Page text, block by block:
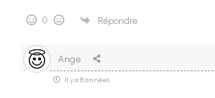
0 Répondre
Ange
il y a 8 années